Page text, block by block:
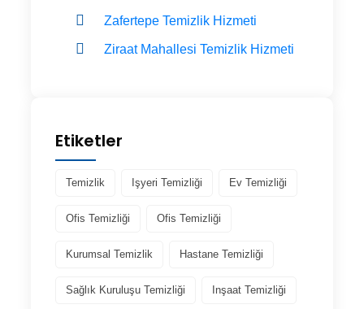
Zafertepe Temizlik Hizmeti
Ziraat Mahallesi Temizlik Hizmeti
Etiketler
Temizlik Işyeri Temizliği Ev Temizliği
Ofis Temizliği Ofis Temizliği
Kurumsal Temizlik Hastane Temizliği
Sağlık Kuruluşu Temizliği Inşaat Temizliği